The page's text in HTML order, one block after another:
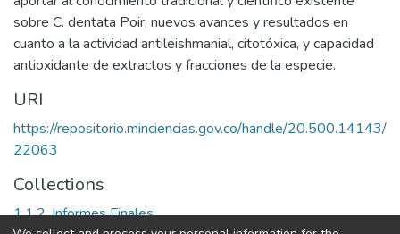
sobre C. dentata Poir, nuevos avances y resultados en
cuanto a la actividad antileishmanial, citotóxica, y capacidad
antioxidante de extractos y fracciones de la especie.
URI
https://repositorio.minciencias.gov.co/handle/20.500.14143/
22063
Collections
1.1.2. Informes Finales